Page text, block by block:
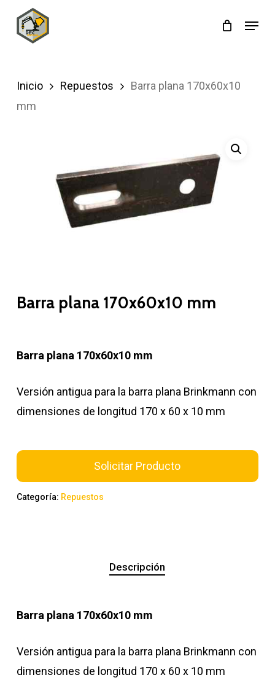
Menu
Inicio Repuestos
Barra plana 170x60x10
mm
Barra plana 170x60x10 mm
Barra plana 170x60x10 mm
Versión antigua para la barra plana Brinkmann con
dimensiones de longitud 170 x 60 x 10 mm
Solicitar Producto
Categoría: Repuestos
Descripción
Barra plana 170x60x10 mm
Versión antigua para la barra plana Brinkmann con
dimensiones de longitud 170 x 60 x 10 mm